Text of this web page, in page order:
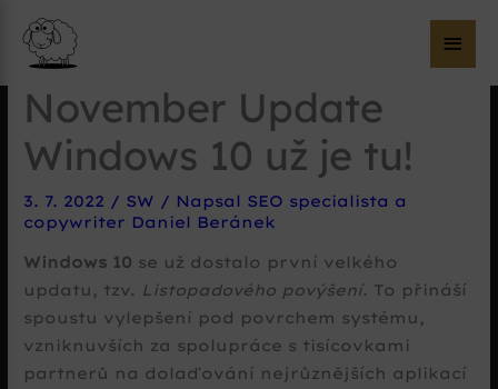
November Update
Windows 10 už je tu!
3. 7. 2022 / SW / Napsal SEO specialista a
copywriter Daniel Beránek
Windows 10 se už dostalo první velkého
updatu, tzv. Listopadového povýšení. To přináší
spoustu vylepšení pod povrchem systému,
vzniknuvších za spolupráce s tisícovkami
partnerů na dolaďování nejrůznějších aplikací